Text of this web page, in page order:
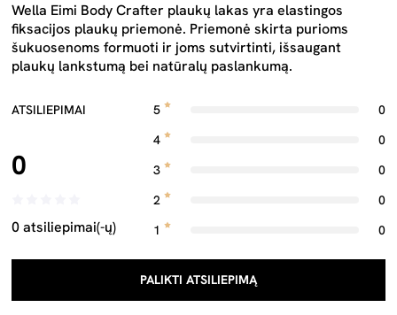
Wella Eimi Body Crafter plaukų lakas yra elastingos
fiksacijos plaukų priemonė. Priemonė skirta purioms
šukuosenoms formuoti ir joms sutvirtinti, išsaugant
plaukų lankstumą bei natūralų paslankumą.
ATSILIEPIMAI
0
0 atsiliepimai(-ų)
5
0
4
0
3
0
2
0
1
0
PALIKTI ATSILIEPIMĄ